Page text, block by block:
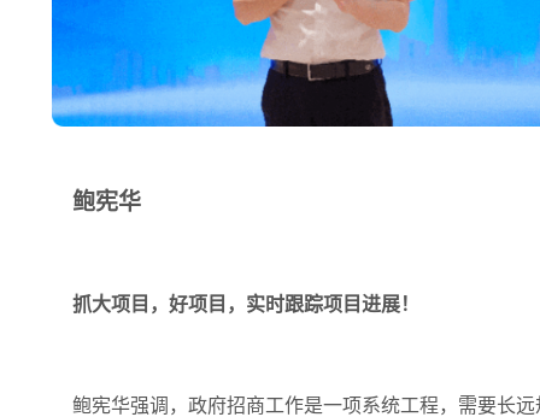
鲍宪华
抓大项目，好项目，实时跟踪项目进展！
鲍宪华强调，政府招商工作是一项系统工程，需要长远